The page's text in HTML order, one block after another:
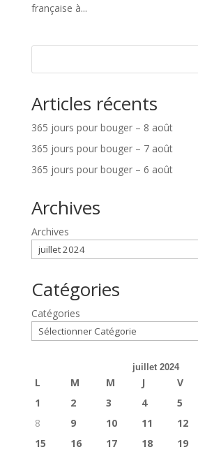
française à...
Articles récents
365 jours pour bouger – 8 août
365 jours pour bouger – 7 août
365 jours pour bouger – 6 août
Archives
Archives
Catégories
Catégories
juillet 2024
L M M J V
1
2 3 4 5
8
9 10 11 12
15
16 17 18 19